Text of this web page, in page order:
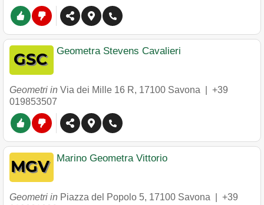
Geometra Stevens Cavalieri
Geometri in Via dei Mille 16 R, 17100 Savona
+39
019853507
Marino Geometra Vittorio
Geometri in Piazza del Popolo 5, 17100 Savona
+39